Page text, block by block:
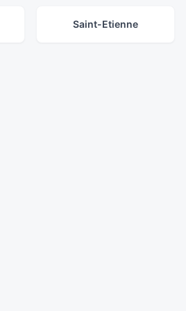
Saint-Etienne